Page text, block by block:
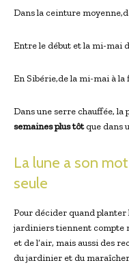
Dans la ceinture
Entre le début et la mi-mai
En Sibérie,de la mi-mai à la
Dans une serre chauffée,
semaines plus tôtque dans
La lune a son
seule
Pour décider quand planter
jardiniers tiennent compte
et de l’air, mais aussi des
du jardinier et du